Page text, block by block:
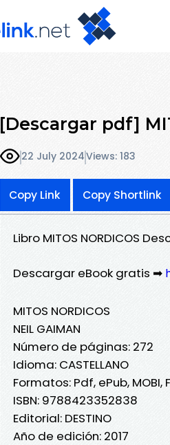
[Descargar pdf]
22 July 2024Views: 183
Copy Link Copy Shortlink
Libro MITOS NORDICOS
Descargar eBook gratis ➡
MITOS NORDICOS
NEIL GAIMAN
Número de páginas: 272
Idioma: CASTELLANO
Formatos: Pdf, ePub, MOBI,
ISBN: 9788423352838
Editorial: DESTINO
Año de edición: 2017